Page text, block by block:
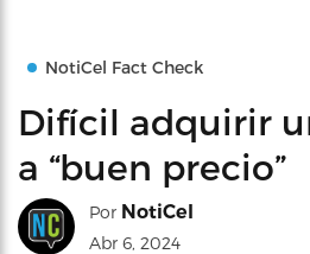
NotiCel Fact Check
Difícil adquirir
a “buen precio”
Por NotiCel
Abr 6, 2024